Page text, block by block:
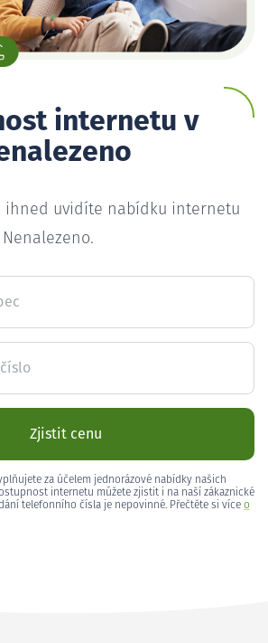
internetu v
ihned uvidíte nabídku internetu
Zjistit cenu
za účelem jednorázové nabídky našich
internetu můžete zjistit i na naší zákaznické
telefonního čísla je nepovinné. Přečtěte si více o